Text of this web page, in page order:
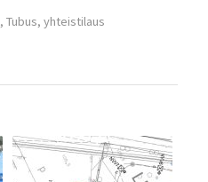
, Tubus, yhteistilaus